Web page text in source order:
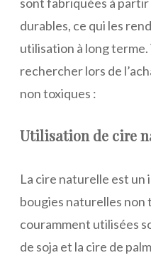
durables, ce qui les
utilisation à long terme.
rechercher lors de
non toxiques :
Utilisation de cire
La cire naturelle est un
bougies naturelles non
couramment utilisées
de soja et la cire de